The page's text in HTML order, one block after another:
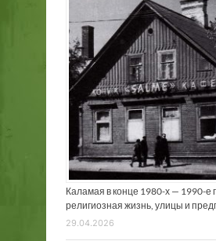
Каламая в конце 1980-х — 1990-е
религиозная жизнь, улицы и
29.04.2026